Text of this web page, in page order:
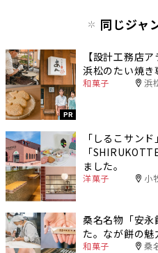
同じジャ
PR
【設計工務店
浜松のたい焼き
和菓子 浜
「しるこサン
「
ました。
洋菓子 小
桑名名物「安永
た。なが餅の魅
和菓子 桑